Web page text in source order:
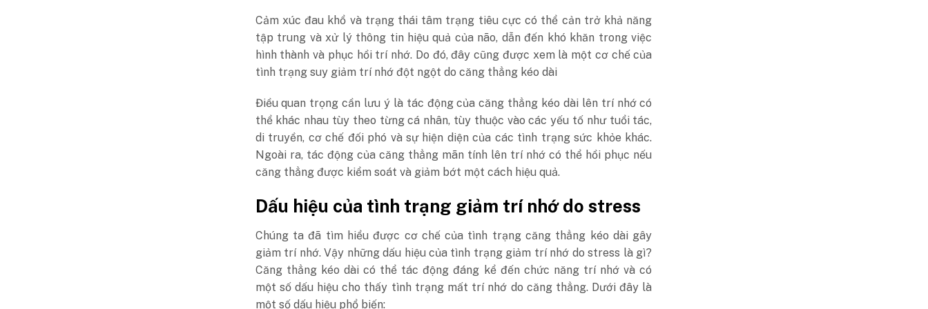
Cảm xúc đau khổ và trạng thái tâm trạng tiêu cực có thể cản trở khả năng
tập trung và xử lý thông tin hiệu quả của não, dẫn đến khó khăn trong việc
hình thành và phục hồi trí nhớ. Do đó, đây cũng được xem là một cơ chế của
tình trạng suy giảm trí nhớ đột ngột do căng thẳng kéo dài
Điều quan trọng cần lưu ý là tác động của căng thẳng kéo dài lên trí nhớ có
thể khác nhau tùy theo từng cá nhân, tùy thuộc vào các yếu tố như tuổi tác,
di truyền, cơ chế đối phó và sự hiện diện của các tình trạng sức khỏe khác.
Ngoài ra, tác động của căng thẳng mãn tính lên trí nhớ có thể hồi phục nếu
căng thẳng được kiểm soát và giảm bớt một cách hiệu quả.
Dấu hiệu của tình trạng giảm trí nhớ do stress
Chúng ta đã tìm hiểu được cơ chế của tình trạng căng thẳng kéo dài gây
giảm trí nhớ. Vậy những dấu hiệu của tình trạng giảm trí nhớ do stress là gì?
Căng thẳng kéo dài có thể tác động đáng kể đến chức năng trí nhớ và có
một số dấu hiệu cho thấy tình trạng mất trí nhớ do căng thẳng. Dưới đây là
một số dấu hiệu phổ biến: